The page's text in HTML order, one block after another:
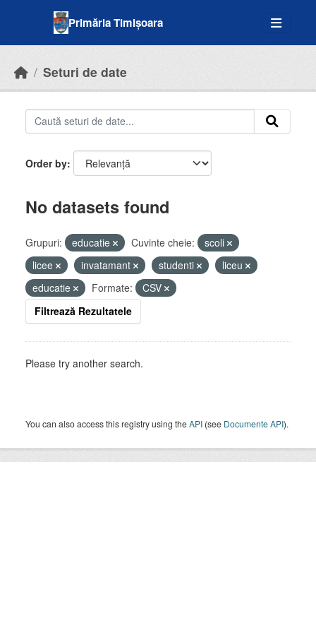
Primăria Timișoara
Seturi de date
Order by
No datasets found
Grupuri: educatie Cuvinte cheie:
scoli
licee
invatamant studenti
liceu
educatie
Formate:
CSV
Filtrează Rezultatele
Please try another search.
You can also access this registry using theAPI (see Documente API).